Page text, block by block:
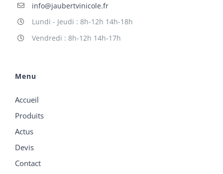
info@jaubertvinicole.fr
Lundi - Jeudi : 8h-12h 14h-18h
Vendredi : 8h-12h 14h-17h
Menu
Accueil
Produits
Actus
Devis
Contact